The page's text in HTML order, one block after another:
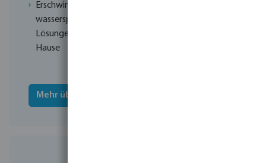
Erschwingliche,
wassersparende
Lösungen für zu
Hause